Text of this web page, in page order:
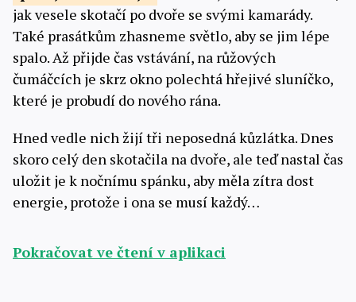
jak vesele skotačí po dvoře se svými kamarády.
Také prasátkům zhasneme světlo, aby se jim lépe
spalo. Až přijde čas vstávání, na růžových
čumáčcích je skrz okno polechtá hřejivé sluníčko,
které je probudí do nového rána.
Hned vedle nich žijí tři neposedná kůzlátka. Dnes
skoro celý den skotačila na dvoře, ale teď nastal čas
uložit je k nočnímu spánku, aby měla zítra dost
energie, protože i ona se musí každý…
Pokračovat ve čtení v aplikaci